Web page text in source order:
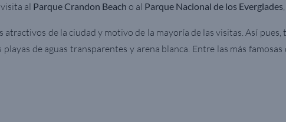
al Parque Crandon Beach o al Parque Nacional de los Everglades
atractivos de la ciudad y motivo de la mayoría de las visitas. Así
de aguas transparentes y arena blanca. Entre las más famosas